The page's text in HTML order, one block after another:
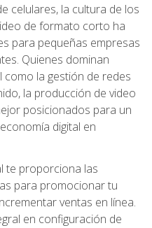
celulares, la cultura de los
de formato corto ha
para pequeñas empresas
Quienes dominan
como la gestión de redes
la producción de video
posicionados para un
digital en
te proporciona las
para promocionar tu
ventas en línea.
en configuración de